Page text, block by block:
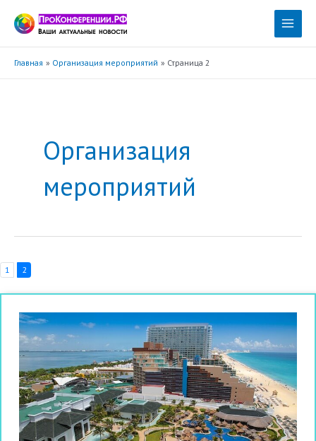
содержимому
Main
Главная Организация мероприятий Страница 2
Организация
мероприятий
1 2